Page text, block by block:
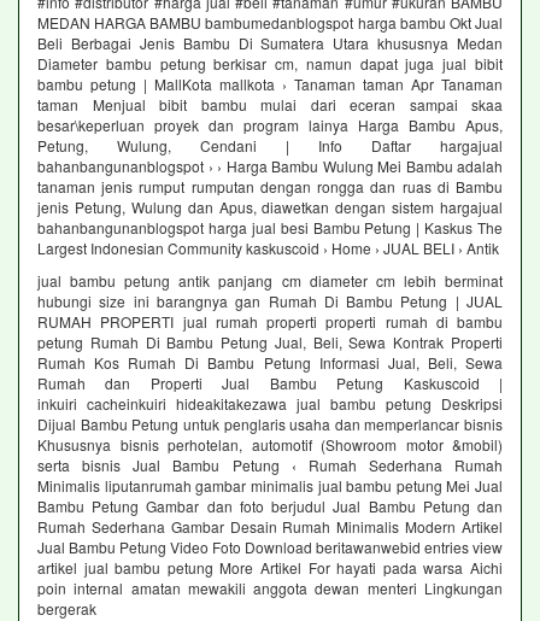
MEDAN HARGA BAMBU bambumedanblogspot harga bambu Okt Jual
Beli Berbagai Jenis Bambu Di Sumatera Utara khususnya Medan
Diameter bambu petung berkisar cm, namun dapat juga jual bibit
bambu petung | MallKota mallkota › Tanaman taman Apr Tanaman
taman Menjual bibit bambu mulai dari eceran sampai skaa
besar\keperluan proyek dan program lainya Harga Bambu Apus,
Petung, Wulung, Cendani | Info Daftar hargajual
bahanbangunanblogspot › › Harga Bambu Wulung Mei Bambu adalah
tanaman jenis rumput rumputan dengan rongga dan ruas di Bambu
jenis Petung, Wulung dan Apus, diawetkan dengan sistem hargajual
bahanbangunanblogspot harga jual besi Bambu Petung | Kaskus The
Largest Indonesian Community kaskuscoid › Home › JUAL BELI › Antik
jual bambu petung antik panjang cm diameter cm lebih berminat
hubungi size ini barangnya gan Rumah Di Bambu Petung | JUAL
RUMAH PROPERTI jual rumah properti properti rumah di bambu
petung Rumah Di Bambu Petung Jual, Beli, Sewa Kontrak Properti
Rumah Kos Rumah Di Bambu Petung Informasi Jual, Beli, Sewa
Rumah dan Properti Jual Bambu Petung Kaskuscoid |
inkuiri cacheinkuiri hideakitakezawa jual bambu petung Deskripsi
Dijual Bambu Petung untuk penglaris usaha dan memperlancar bisnis
Khususnya bisnis perhotelan, automotif (Showroom motor &mobil)
serta bisnis Jual Bambu Petung ‹ Rumah Sederhana Rumah
Minimalis liputanrumah gambar minimalis jual bambu petung Mei Jual
Bambu Petung Gambar dan foto berjudul Jual Bambu Petung dan
Rumah Sederhana Gambar Desain Rumah Minimalis Modern Artikel
Jual Bambu Petung Video Foto Download beritawanwebid entries view
artikel jual bambu petung More Artikel For hayati pada warsa Aichi
poin internal amatan mewakili anggota dewan menteri Lingkungan
bergerak